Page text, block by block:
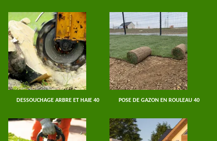
DESSOUCHAGE ARBRE ET HAIE 40 POSE DE GAZON EN ROULEAU 40